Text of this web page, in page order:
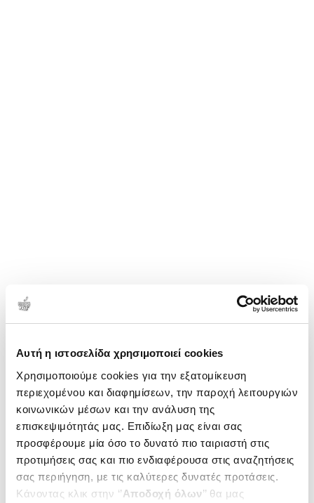
Αυτή η ιστοσελίδα χρησιμοποιεί cookies
Χρησιμοποιούμε cookies για την εξατομίκευση
περιεχομένου και διαφημίσεων, την παροχή λειτουργιών
κοινωνικών μέσων και την ανάλυση της
επισκεψιμότητάς μας. Επιδίωξη μας είναι σας
προσφέρουμε μία όσο το δυνατό πιο ταιριαστή στις
προτιμήσεις σας και πιο ενδιαφέρουσα στις αναζητήσεις
σας περιήγηση, με τις καλύτερες δυνατές προτάσεις.
Κάνοντας κλικ στην ‘’Αποδοχή όλων’’ θα μας